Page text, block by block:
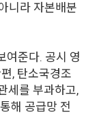
니라 자본배분
여준다. 공시 영
, 탄소국경조
세를 부과하고,
해 공급망 전